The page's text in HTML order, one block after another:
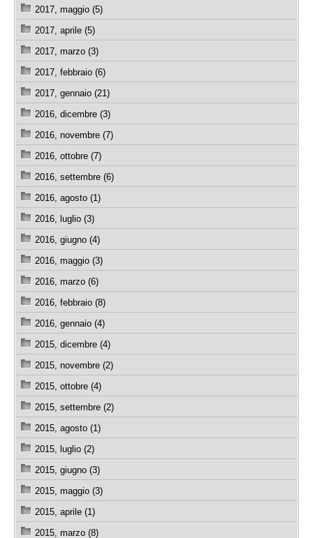
2017, maggio (5)
2017, aprile (5)
2017, marzo (3)
2017, febbraio (6)
2017, gennaio (21)
2016, dicembre (3)
2016, novembre (7)
2016, ottobre (7)
2016, settembre (6)
2016, agosto (1)
2016, luglio (3)
2016, giugno (4)
2016, maggio (3)
2016, marzo (6)
2016, febbraio (8)
2016, gennaio (4)
2015, dicembre (4)
2015, novembre (2)
2015, ottobre (4)
2015, settembre (2)
2015, agosto (1)
2015, luglio (2)
2015, giugno (3)
2015, maggio (3)
2015, aprile (1)
2015, marzo (8)